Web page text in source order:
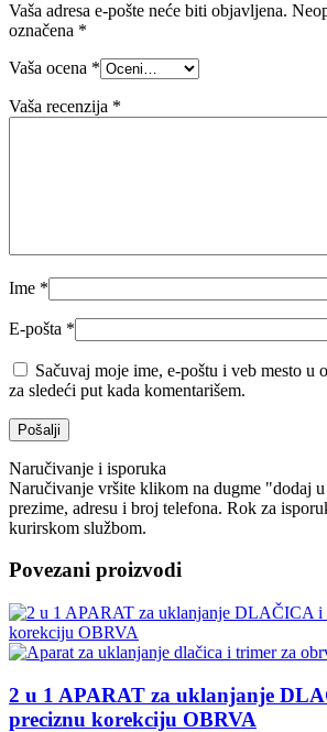
Vaša adresa e-pošte neće biti objavljena.
označena *
Vaša ocena *
Vaša recenzija *
Ime *
E-pošta *
Sačuvaj moje ime, e-poštu i veb mesto u
za sledeći put kada komentarišem.
Naručivanje i isporuka
Naručivanje vršite klikom na dugme "dodaj
prezime, adresu i broj telefona. Rok za
kurirskom službom.
Povezani proizvodi
2 u 1 APARAT za uklanjanje
preciznu korekciju OBRVA